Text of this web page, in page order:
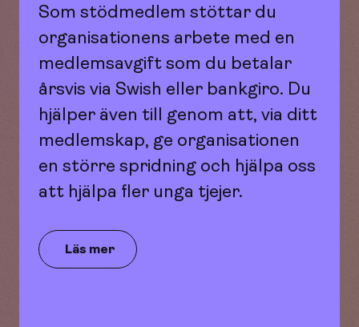
Som stödmedlem stöttar du
organisationens arbete med en
medlemsavgift som du betalar
årsvis via Swish eller bankgiro. Du
hjälper även till genom att, via ditt
medlemskap, ge organisationen
en större spridning och hjälpa oss
att hjälpa fler unga tjejer.
Läs mer
Relationer kan se olika ut och ändå vara viktiga för dig.
Kom ihåg att bara för att vänskaper tagit slut eller du
inte har några vänner just nu så betyder det inte att du
inte kommer ha det i framtiden. Du kan alltid bolla
tankar om att hitta nya vänner med oss på Maana.
Har inga vänner